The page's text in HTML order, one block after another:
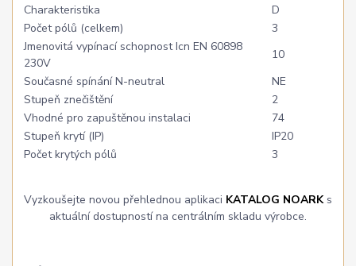
Charakteristika
D
Počet pólů (celkem)
3
Jmenovitá vypínací schopnost Icn EN 60898
230V
10
Současné spínání N-neutral
NE
Stupeň znečištění
2
Vhodné pro zapuštěnou instalaci
74
Stupeň krytí (IP)
IP20
Počet krytých pólů
3
Vyzkoušejte novou přehlednou aplikaci KATALOG NOARKs
aktuální dostupností na centrálním skladu výrobce.